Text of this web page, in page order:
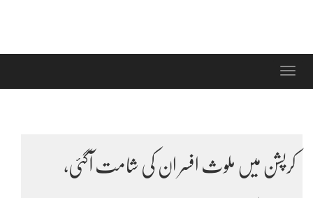
Toggle
کرپشن میں ملوث افسر ان کی شامت آگئی،